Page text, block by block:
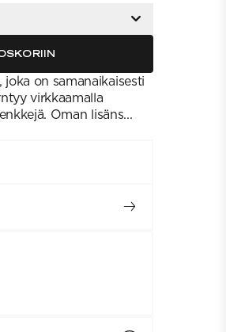
on samanaikaisesti
virkkaamalla
Oman lisäns...